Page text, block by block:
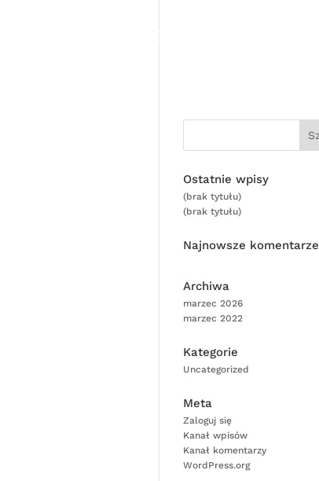
PARTNERZY I REFERENCJE
Ostatnie wpisy
(brak tytułu)
(brak tytułu)
Najnowsze komentarze
Archiwa
marzec 2026
marzec 2022
Kategorie
Uncategorized
Meta
Zaloguj się
Kanał wpisów
Kanał komentarzy
WordPress.org